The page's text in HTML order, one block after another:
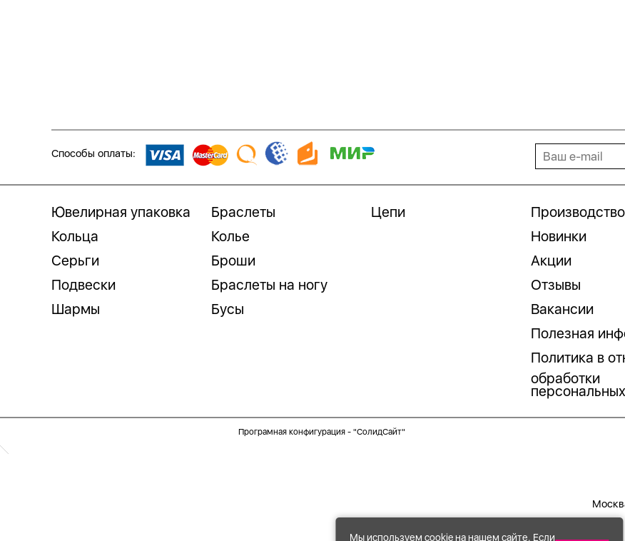
Способы оплаты:
Ювелирная упаковка
Кольца
Серьги
Подвески
Шармы
Браслеты
Колье
Броши
Браслеты на ногу
Бусы
Цепи
Производство
Новинки
Акции
Отзывы
Вакансии
Полезная
Политика в
обработки
Програмная конфигурация - "СолидСайт"
Мы используем cookie на нашем сайте. Если